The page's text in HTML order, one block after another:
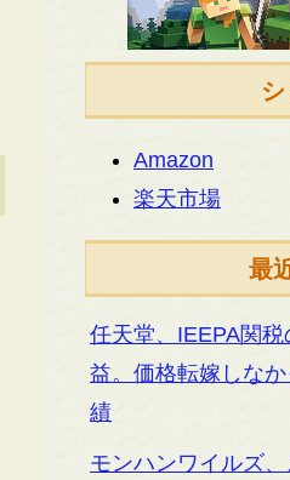
Amazon
楽天市場
最
任天堂、IEEPA関
益。価格転嫁しな
績
モンハンワイルズ